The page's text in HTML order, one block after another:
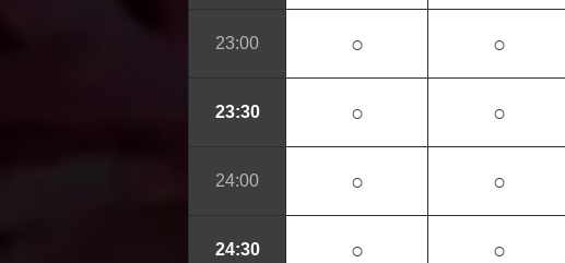
23:00 ○ ○
23:30 ○ ○
24:00 ○ ○
24:30 ○ ○